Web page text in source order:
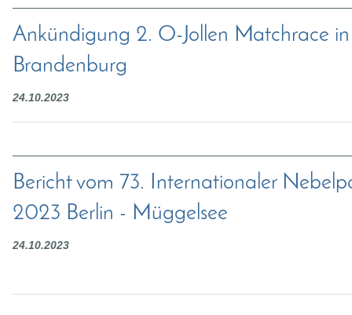
Ankündigung 2. O-Jollen Matchrace in
Brandenburg
24.10.2023
Bericht vom 73. Internationaler
2023 Berlin - Müggelsee
24.10.2023